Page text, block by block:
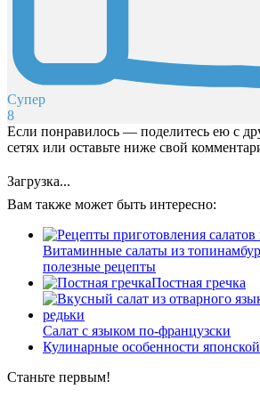
Супер
8
Если понравилось — поделитесь ею с
сетях или оставьте ниже свой
Загрузка...
Вам также может быть интересно:
Витаминные салаты из
полезные рецепты
Постная гречка
Салат с языком по-французски
Кулинарные особенности
Станьте первым!